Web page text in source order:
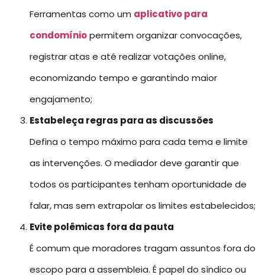
Ferramentas como um aplicativo para
condomíniopermitem organizar convocações,
registrar atas e até realizar votações online,
economizando tempo e garantindo maior
engajamento;
Estabeleça regras para as discussões
Defina o tempo máximo para cada tema e limite
as intervenções. O mediador deve garantir que
todos os participantes tenham oportunidade de
falar, mas sem extrapolar os limites estabelecidos;
Evite polêmicas fora da pauta
É comum que moradores tragam assuntos fora do
escopo para a assembleia. É papel do síndico ou